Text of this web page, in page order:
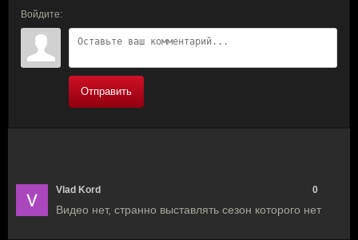
Войдите:
Отправить
Vlad Kord 0
Видео нет, странно выставлять сезон которого нет